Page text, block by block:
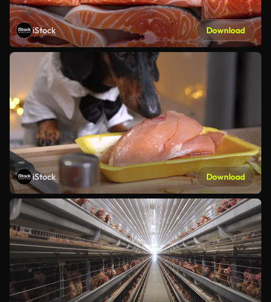
iStock Download
iStock Download